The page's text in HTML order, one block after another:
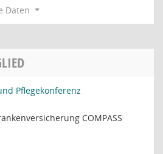
Daten
Pflegekonferenz
COMPASS